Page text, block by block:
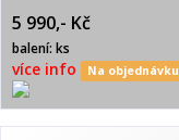
modrém saténu s nápisem
BOHEMIA CRYSTAL.
5 990,- Kč
balení: ks
více info Na objednávku